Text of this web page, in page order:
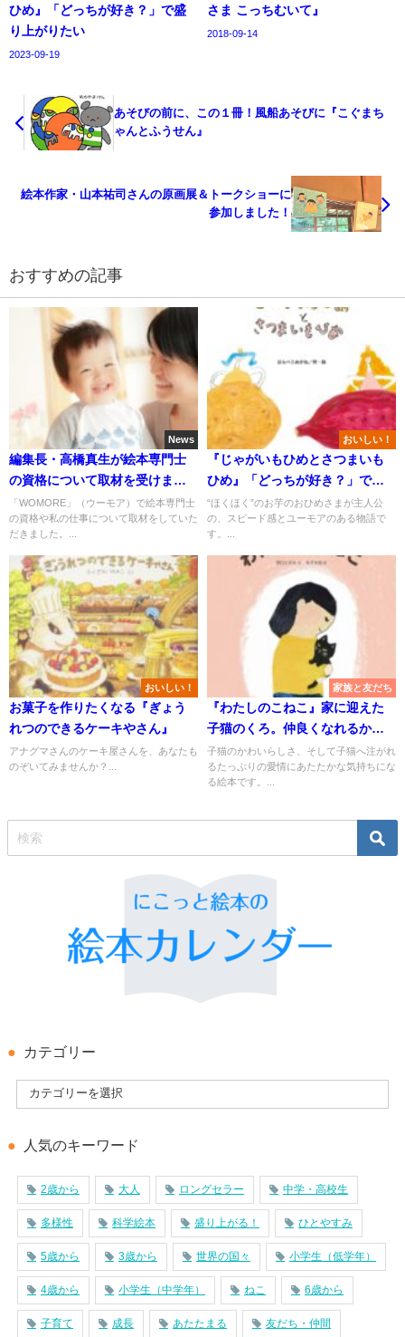
ひめ』「どっちが好き？」で盛
り上がりたい
2023-09-19
さま こっちむいて』
2018-09-14
あそびの前に、この１冊！風船あそびに『こぐまち
ゃんとふうせん』
絵本作家・山本祐司さんの原画展＆トークショーに
参加しました！
おすすめの記事
News
編集長・高橋真生が絵本専門士
の資格について取材を受けまし
た
「WOMORE」（ウーモア）で絵本専門士
の資格や私の仕事について取材をしていた
だきました。...
おいしい！
『じゃがいもひめとさつまいも
ひめ』「どっちが好き？」で盛
り上がりたい
“ほくほく”のお芋のおひめさまが主人公
の、スピード感とユーモアのある物語で
す。...
おいしい！
お菓子を作りたくなる『ぎょう
れつのできるケーキやさん』
アナグマさんのケーキ屋さんを、あなたも
のぞいてみませんか？...
家族と友だち
『わたしのこねこ』家に迎えた
子猫のくろ。仲良くなれるか
な？
子猫のかわいらしさ、そして子猫へ注がれ
るたっぷりの愛情にあたたかな気持ちにな
る絵本です。...
カテゴリー
人気のキーワード
2歳から 大人 ロングセラー 中学・高校生
多様性 科学絵本 盛り上がる！ ひとやすみ
5歳から 3歳から 世界の国々 小学生（低学年）
4歳から 小学生（中学年） ねこ 6歳から
子育て 成長 あたたまる 友だち・仲間